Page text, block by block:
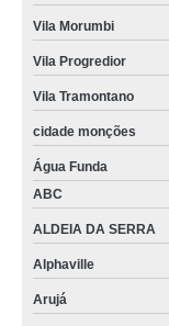
Vila Morumbi
Vila Progredior
Vila Tramontano
cidade monções
Água Funda
ABC
ALDEIA DA SERRA
Alphaville
Arujá